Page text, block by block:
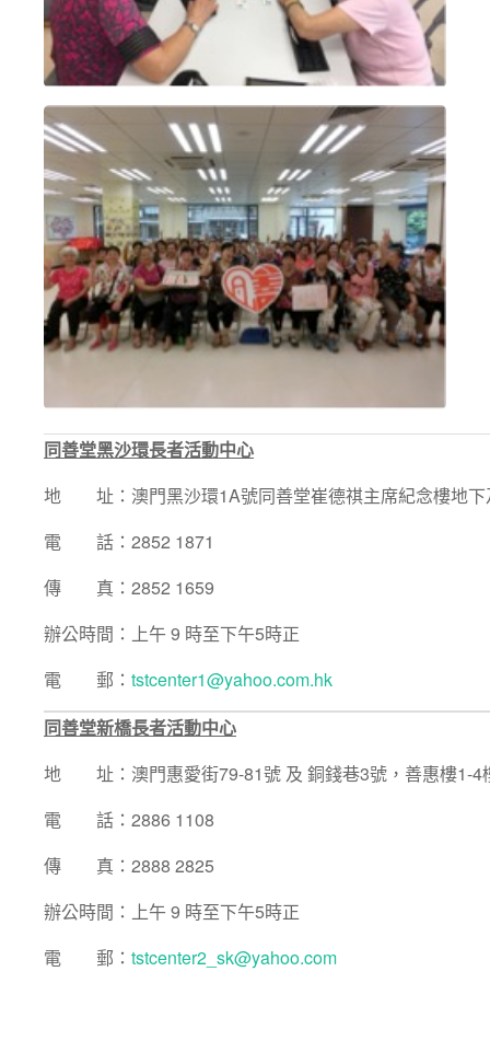
同善堂黑沙環長者活動中心
地 址：澳門黑沙環1A號同善堂崔德祺主席紀念樓地下
電 話：2852 1871
傳 真：2852 1659
辦公時間：上午 9 時至下午5時正
電 郵： tstcenter1@yahoo.com.hk
同善堂新橋長者活動中心
地 址：澳門惠愛街79-81號 及 銅錢巷3號，善惠樓1-4
電 話：2886 1108
傳 真：2888 2825
辦公時間：上午 9 時至下午5時正
電 郵： tstcenter2_sk@yahoo.com